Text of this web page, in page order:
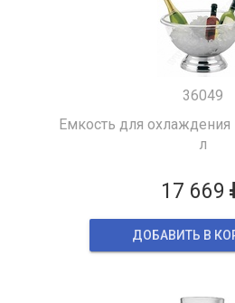
36049
Емкость для
л
17 669
ДОБАВИТЬ В